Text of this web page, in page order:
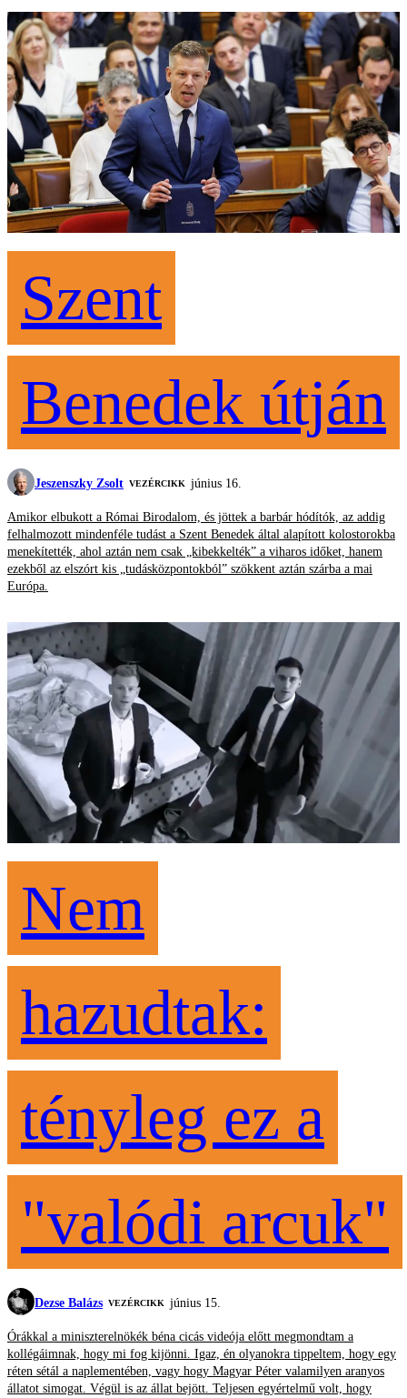
Szent
Benedek útján
Jeszenszky Zsolt VEZÉRCIKK június 16.
Amikor elbukott a Római Birodalom, és jöttek a barbár hódítók, az addig
felhalmozott mindenféle tudást a Szent Benedek által alapított kolostorokba
menekítették, ahol aztán nem csak „kibekkelték” a viharos időket, hanem
ezekből az elszórt kis „tudásközpontokból” szökkent aztán szárba a mai
Európa.
Nem
hazudtak:
tényleg ez a
"valódi arcuk"
Dezse Balázs VEZÉRCIKK június 15.
Órákkal a miniszterelnökék béna cicás videója előtt megmondtam a
kollégáimnak, hogy mi fog kijönni. Igaz, én olyanokra tippeltem, hogy egy
réten sétál a naplementében, vagy hogy Magyar Péter valamilyen aranyos
állatot simogat. Végül is az állat bejött. Teljesen egyértelmű volt, hogy